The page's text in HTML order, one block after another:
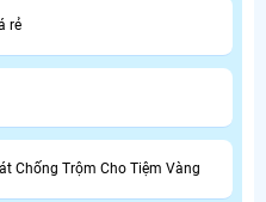
rẻ
Chống Trộm Cho Tiệm Vàng